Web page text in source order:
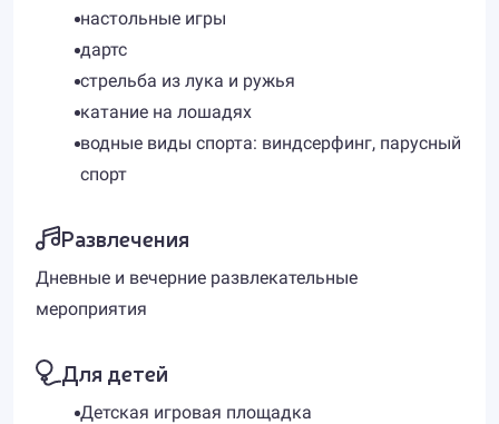
настольные игры
дартс
стрельба из лука и ружья
катание на лошадях
водные виды спорта: виндсерфинг, парусный
спорт
Развлечения
Дневные и вечерние развлекательные
мероприятия
Для детей
Детская игровая площадка